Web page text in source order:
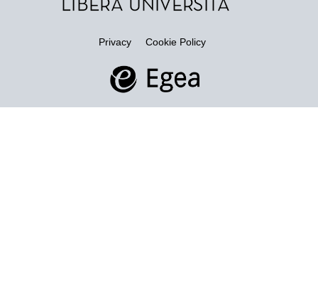
Privacy Cookie Policy